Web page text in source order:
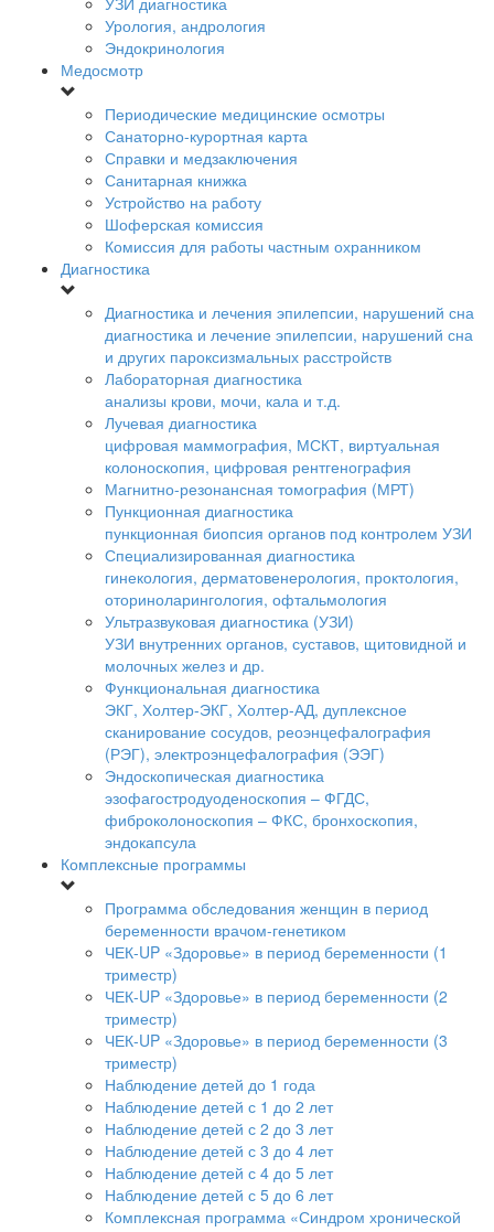
Урология, андрология
Эндокринология
Медосмотр
Периодические медицинские осмотры
Санаторно-курортная карта
Справки и медзаключения
Санитарная книжка
Устройство на работу
Шоферская комиссия
Комиссия для работы частным охранником
Диагностика
Диагностика и лечения эпилепсии, нарушений сна
диагностика и лечение эпилепсии, нарушений сна
и других пароксизмальных расстройств
Лабораторная диагностика
анализы крови, мочи, кала и т.д.
Лучевая диагностика
цифровая маммография, МСКТ, виртуальная
колоноскопия, цифровая рентгенография
Магнитно-резонансная томография (МРТ)
Пункционная диагностика
пункционная биопсия органов под контролем УЗИ
Специализированная диагностика
гинекология, дерматовенерология, проктология,
оториноларингология, офтальмология
Ультразвуковая диагностика (УЗИ)
УЗИ внутренних органов, суставов, щитовидной и
молочных желез и др.
Функциональная диагностика
ЭКГ, Холтер-ЭКГ, Холтер-АД, дуплексное
сканирование сосудов, реоэнцефалография
(РЭГ), электроэнцефалография (ЭЭГ)
Эндоскопическая диагностика
эзофагостродуоденоскопия – ФГДС,
фиброколоноскопия – ФКС, бронхоскопия,
эндокапсула
Комплексные программы
Программа обследования женщин в период
беременности врачом-генетиком
ЧЕК-UP «Здоровье» в период беременности (1
триместр)
ЧЕК-UP «Здоровье» в период беременности (2
триместр)
ЧЕК-UP «Здоровье» в период беременности (3
триместр)
Наблюдение детей до 1 года
Наблюдение детей с 1 до 2 лет
Наблюдение детей с 2 до 3 лет
Наблюдение детей с 3 до 4 лет
Наблюдение детей с 4 до 5 лет
Наблюдение детей с 5 до 6 лет
Комплексная программа «Синдром хронической